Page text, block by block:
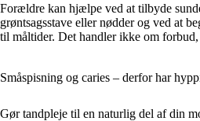
Forældre kan hjælpe ved at tilbyde
grøntsagsstave eller nødder og ved at
til måltider. Det handler ikke om forbud,
Småspisning og caries – derfor har
Gør tandpleje til en naturlig del af din